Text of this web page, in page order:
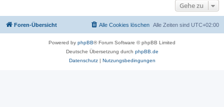
Gehe zu
Foren-Übersicht Alle Zeiten sind UTC+02:00
Alle Cookies löschen
Powered by phpBB® Forum Software © phpBB Limited
Deutsche Übersetzung durch phpBB.de
Datenschutz| Nutzungsbedingungen